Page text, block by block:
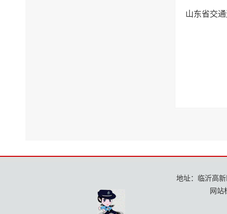
山东省交
地址：临沂高
网站